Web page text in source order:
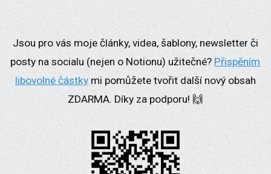
Jsou pro vás moje články, videa, šablony, newsletter či
posty na socialu (nejen o Notionu) užitečné? Přispěním
libovolné částkymi pomůžete tvořit další nový obsah
ZDARMA. Díky za podporu! 🙌